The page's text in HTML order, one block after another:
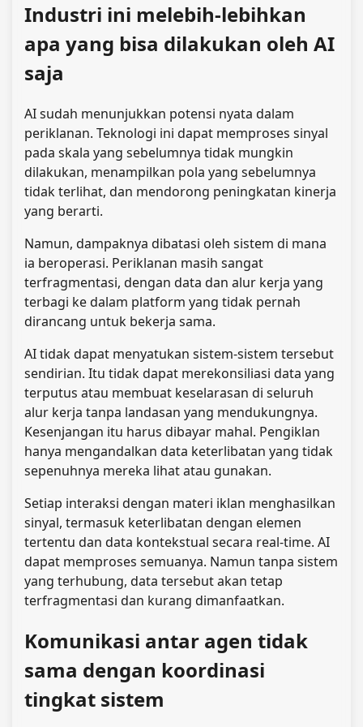
Industri ini melebih-lebihkan
apa yang bisa dilakukan oleh AI
saja
AI sudah menunjukkan potensi nyata dalam
periklanan. Teknologi ini dapat memproses sinyal
pada skala yang sebelumnya tidak mungkin
dilakukan, menampilkan pola yang sebelumnya
tidak terlihat, dan mendorong peningkatan kinerja
yang berarti.
Namun, dampaknya dibatasi oleh sistem di mana
ia beroperasi. Periklanan masih sangat
terfragmentasi, dengan data dan alur kerja yang
terbagi ke dalam platform yang tidak pernah
dirancang untuk bekerja sama.
AI tidak dapat menyatukan sistem-sistem tersebut
sendirian. Itu tidak dapat merekonsiliasi data yang
terputus atau membuat keselarasan di seluruh
alur kerja tanpa landasan yang mendukungnya.
Kesenjangan itu harus dibayar mahal. Pengiklan
hanya mengandalkan data keterlibatan yang tidak
sepenuhnya mereka lihat atau gunakan.
Setiap interaksi dengan materi iklan menghasilkan
sinyal, termasuk keterlibatan dengan elemen
tertentu dan data kontekstual secara real-time. AI
dapat memproses semuanya. Namun tanpa sistem
yang terhubung, data tersebut akan tetap
terfragmentasi dan kurang dimanfaatkan.
Komunikasi antar agen tidak
sama dengan koordinasi
tingkat sistem